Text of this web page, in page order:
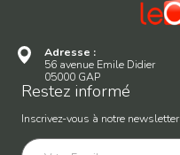
Adresse :
56 avenue Emile Didier
05000 GAP
Restez informé
Inscrivez-vous à notre newsletter